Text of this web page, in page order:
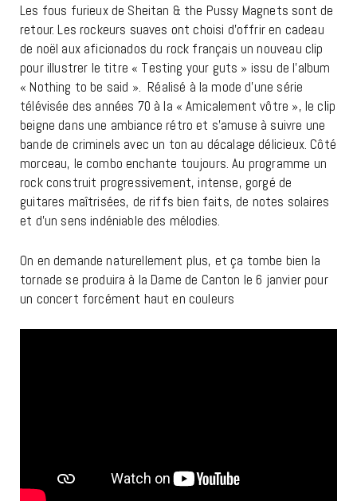
Les fous furieux de Sheitan & the Pussy Magnets sont de
retour. Les rockeurs suaves ont choisi d’offrir en cadeau
de noël aux aficionados du rock français un nouveau clip
pour illustrer le titre « Testing your guts » issu de l’album
« Nothing to be said ». Réalisé à la mode d’une série
télévisée des années 70 à la « Amicalement vôtre », le clip
beigne dans une ambiance rétro et s’amuse à suivre une
bande de criminels avec un ton au décalage délicieux. Côté
morceau, le combo enchante toujours. Au programme un
rock construit progressivement, intense, gorgé de
guitares maîtrisées, de riffs bien faits, de notes solaires
et d’un sens indéniable des mélodies.
On en demande naturellement plus, et ça tombe bien la
tornade se produira à la Dame de Canton le 6 janvier pour
un concert forcément haut en couleurs